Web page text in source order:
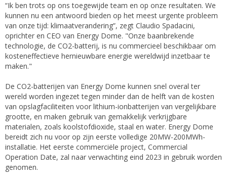
“Ik ben trots op ons toegewijde team en op onze resultaten. We
kunnen nu een antwoord bieden op het meest urgente probleem
van onze tijd: klimaatverandering”, zegt Claudio Spadacini,
oprichter en CEO van Energy Dome. "Onze baanbrekende
technologie, de CO2-batterij, is nu commercieel beschikbaar om
kosteneffectieve hernieuwbare energie wereldwijd inzetbaar te
maken."
De CO2-batterijen van Energy Dome kunnen snel overal ter
wereld worden ingezet tegen minder dan de helft van de kosten
van opslagfaciliteiten voor lithium-ionbatterijen van vergelijkbare
grootte, en maken gebruik van gemakkelijk verkrijgbare
materialen, zoals koolstofdioxide, staal en water. Energy Dome
bereidt zich nu voor op zijn eerste volledige 20MW-200MWh-
installatie. Het eerste commerciële project, Commercial
Operation Date, zal naar verwachting eind 2023 in gebruik worden
genomen.